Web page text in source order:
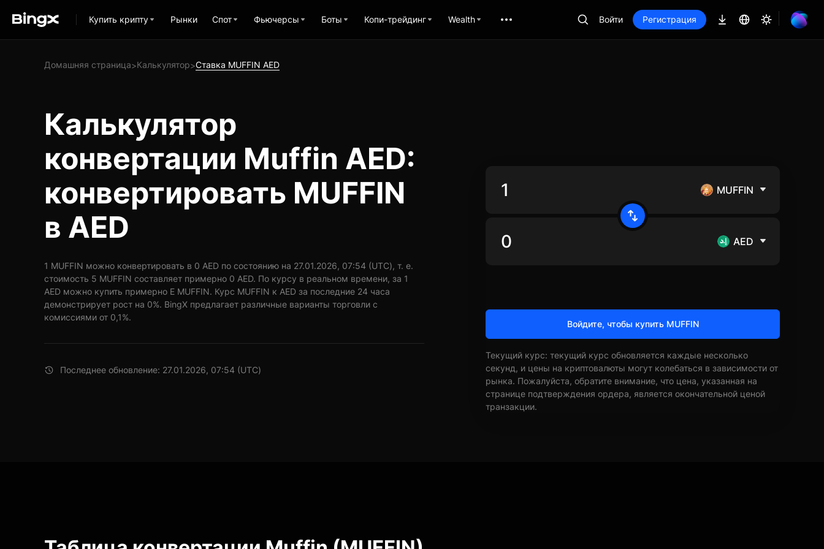
Купить крипту Рынки Спот Фьючерсы Боты Копи-трейдинг Wealth Войти Регистрация
Домашняя страница>Калькулятор>Ставка MUFFIN AED
Калькулятор
конвертации Muffin AED:
конвертировать MUFFIN
в AED
1 MUFFIN можно конвертировать в 0 AED по состоянию на 27.01.2026, 07:54 (UTC), т. е.
стоимость 5 MUFFIN составляет примерно 0 AED. По курсу в реальном времени, за 1
AED можно купить примерно E MUFFIN. Курс MUFFIN к AED за последние 24 часа
демонстрирует рост на 0%. BingX предлагает различные варианты торговли с
комиссиями от 0,1%.
Последнее обновление: 27.01.2026, 07:54 (UTC)
MUFFIN
AED
Войдите, чтобы купить MUFFIN
Текущий курс: текущий курс обновляется каждые несколько
секунд, и цены на криптовалюты могут колебаться в зависимости от
рынка. Пожалуйста, обратите внимание, что цена, указанная на
странице подтверждения ордера, является окончательной ценой
транзакции.